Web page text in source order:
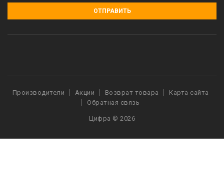
ОТПРАВИТЬ
Производители Акции Возврат товара
Карта сайта
Обратная связь
Цифра © 2026